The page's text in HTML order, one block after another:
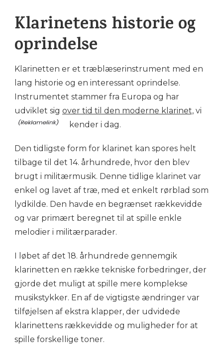
Klarinetens historie og
oprindelse
Klarinetten er et træblæserinstrument med en
lang historie og en interessant oprindelse.
Instrumentet stammer fra Europa og har
udviklet sig over tid til den moderne klarinet, vi
kender i dag.
Den tidligste form for klarinet kan spores helt
tilbage til det 14. århundrede, hvor den blev
brugt i militærmusik. Denne tidlige klarinet var
enkel og lavet af træ, med et enkelt rørblad som
lydkilde. Den havde en begrænset rækkevidde
og var primært beregnet til at spille enkle
melodier i militærparader.
I løbet af det 18. århundrede gennemgik
klarinetten en række tekniske forbedringer, der
gjorde det muligt at spille mere komplekse
musikstykker. En af de vigtigste ændringer var
tilføjelsen af ekstra klapper, der udvidede
klarinettens rækkevidde og muligheder for at
spille forskellige toner.